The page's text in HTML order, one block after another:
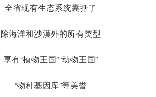
全省现有生态系统囊括了
除海洋和沙漠外的所有类型
享有“植物王国”“动物王国”
“物种基因库”等美誉